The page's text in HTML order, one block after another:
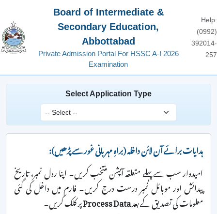
Board of Intermediate &
Secondary Education,
Abbottabad
Private Admission Portal For HSSC A-I 2026
Examination
Help:
(0992)
392014-
257
Select Application Type
ہدایات برائے آن لائن داخلہ (براہِ مہربانی غور سے پڑھیں):
امیدوار سب سے پہلے متعلقہ آپشن منتخب کریں۔ اپنا رول نمبر، تاریخ
پیدائش اور موبائل نمبر درست درج کریں۔ فارم میں داخل کی گئی
معلومات کی تصدیق کے بعدProcess Dataپر کلک کریں۔